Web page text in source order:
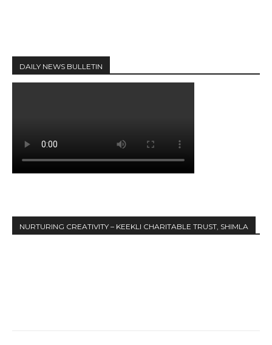
DAILY NEWS BULLETIN
NURTURING CREATIVITY – KEEKLI CHARITABLE TRUST, SHIMLA